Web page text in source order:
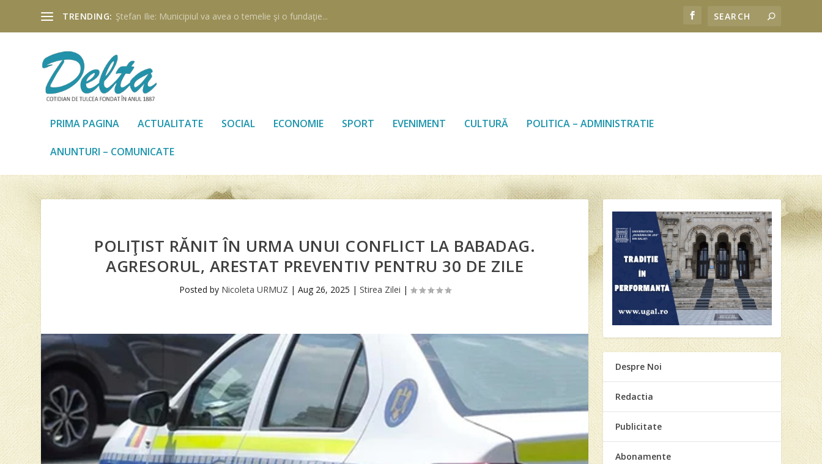
TRENDING: Ştefan Ilie: Municipiul va avea o temelie şi o fundaţie...
PRIMA PAGINA ACTUALITATE SOCIAL ECONOMIE SPORT EVENIMENT CULTURĂ POLITICA – ADMINISTRATIE
ANUNTURI – COMUNICATE
POLIŢIST RĂNIT ÎN URMA UNUI CONFLICT LA BABADAG.
AGRESORUL, ARESTAT PREVENTIV PENTRU 30 DE ZILE
Posted by Nicoleta URMUZ | Aug 26, 2025 | Stirea Zilei |
Despre Noi
Redactia
Publicitate
Abonamente